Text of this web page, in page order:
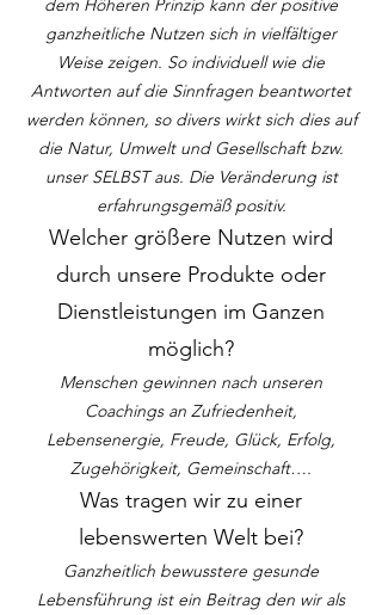
dem Höheren Prinzip kann der positive
ganzheitliche Nutzen sich in vielfältiger
Weise zeigen. So individuell wie die
Antworten auf die Sinnfragen beantwortet
werden können, so divers wirkt sich dies auf
die Natur, Umwelt und Gesellschaft bzw.
unser SELBST aus. Die Veränderung ist
erfahrungsgemäß positiv.
Welcher größere Nutzen wird
durch unsere Produkte oder
Dienstleistungen im Ganzen
möglich?
Menschen gewinnen nach unseren
Coachings an Zufriedenheit,
Lebensenergie, Freude, Glück, Erfolg,
Zugehörigkeit, Gemeinschaft….
Was tragen wir zu einer
lebenswerten Welt bei?
Ganzheitlich bewusstere gesunde
Lebensführung ist ein Beitrag den wir als